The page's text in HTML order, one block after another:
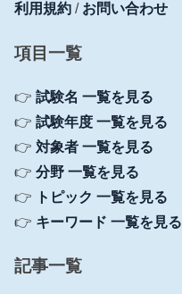
利用規約 / お問い合わせ
項目一覧
👉 試験名 一覧を見る
👉 試験年度 一覧を見る
👉 対象者 一覧を見る
👉 分野 一覧を見る
👉
トピック 一覧を見る
👉 キーワード 一覧を見る
記事一覧